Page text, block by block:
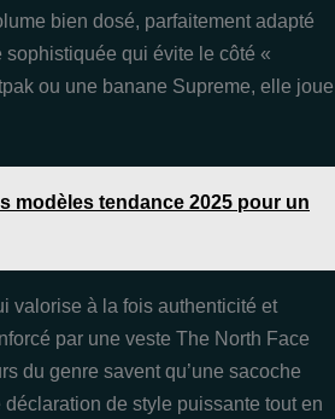
bien dosé, parfaitement adapté
sophistiquée qui évite le côté «
ou une banane Supreme, elle joue
modèles tendance 2025 pour un
valorise à la fois authenticité et
par une veste The North Face
du genre savent qu’une sacoche
de style puissante tout en